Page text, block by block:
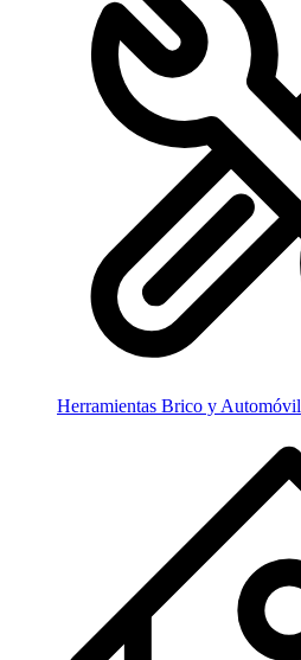
Herramientas Brico y Automóvil